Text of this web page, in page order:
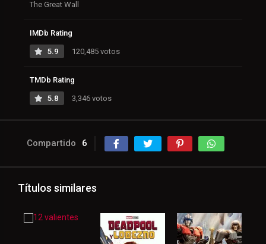
The Great Wall
IMDb Rating
5.9 120,485 votos
TMDb Rating
5.8 3,346 votos
Compartido 6
Títulos similares